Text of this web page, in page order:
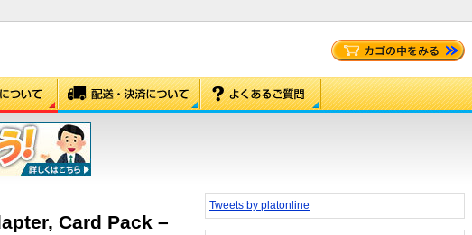
Card Pack –
Tweets by platonline